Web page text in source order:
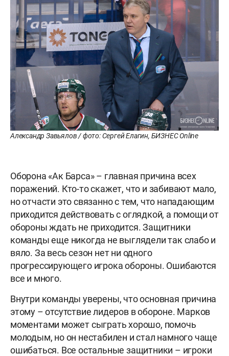
Александр Завьялов / фото: Сергей Елагин, БИЗНЕС Online
Оборона «Ак Барса» – главная причина всех
поражений. Кто-то скажет, что и забивают мало,
но отчасти это связанно с тем, что нападающим
приходится действовать с оглядкой, а помощи от
обороны ждать не приходится. Защитники
команды еще никогда не выглядели так слабо и
вяло. За весь сезон нет ни одного
прогрессирующего игрока обороны. Ошибаются
все и много.
Внутри команды уверены, что основная причина
этому – отсутствие лидеров в обороне. Марков
моментами может сыграть хорошо, помочь
молодым, но он нестабилен и стал намного чаще
ошибаться. Все остальные защитники – игроки